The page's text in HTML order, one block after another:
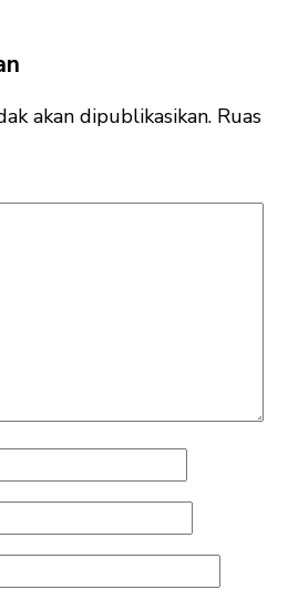
akan dipublikasikan. Ruas